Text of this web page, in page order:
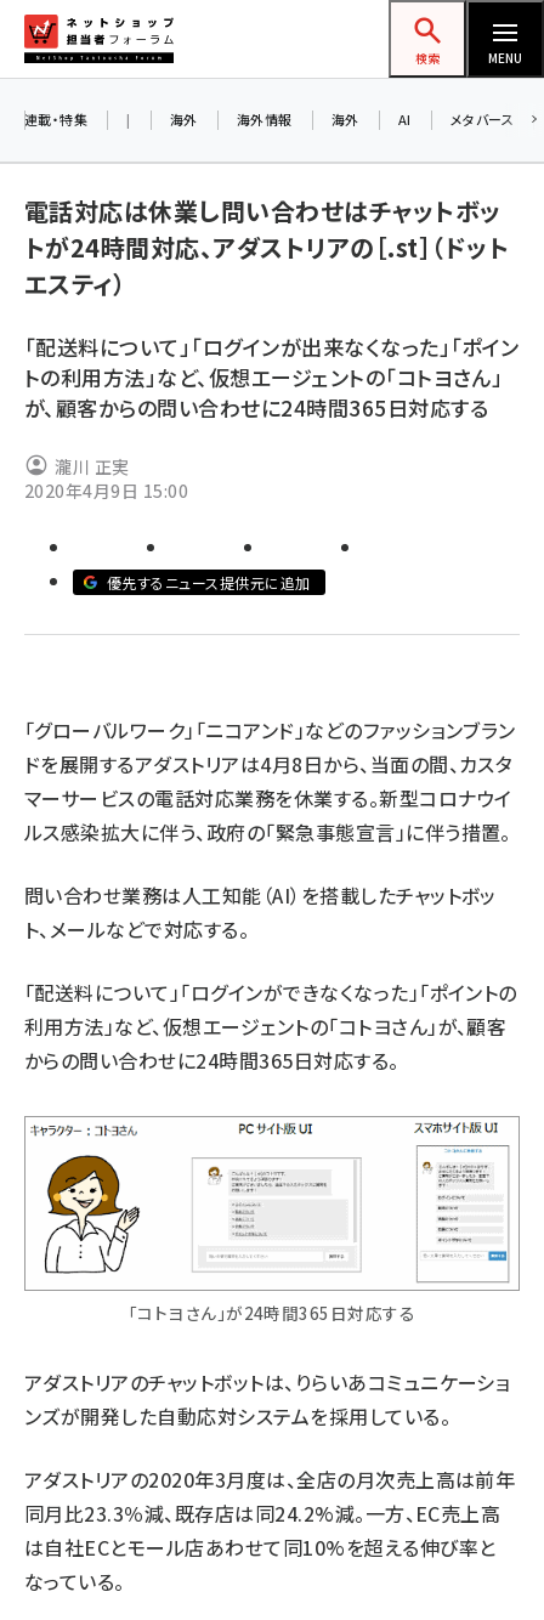
ン
ネットショップ担当者フォーラム
検索 MENU
amazon (2247)
楽天 (1871)
ecbeing (1207)
アスクル (1119)
base (1074)
ビィ・フォアード (773)
revico (739)
連載・特集 | 海外 海外情報 海外 AI メタバース
電話対応は休業し問い合わせはチャットボッ
トが24時間対応、アダストリアの［.st］（ドット
エスティ）
「配送料について」「ログインが出来なくなった」「ポイン
トの利用方法」など、仮想エージェントの「コトヨさん」
が、顧客からの問い合わせに24時間365日対応する
瀧川 正実
2020年4月9日 15:00
優先するニュース提供元に追加
「グローバルワーク」「ニコアンド」などのファッションブラン
ドを展開するアダストリアは4月8日から、当面の間、カスタ
マーサービスの電話対応業務を休業する。新型コロナウイ
ルス感染拡大に伴う、政府の「緊急事態宣言」に伴う措置。
問い合わせ業務は人工知能（AI）を搭載したチャットボッ
ト、メールなどで対応する。
「配送料について」「ログインができなくなった」「ポイントの
利用方法」など、仮想エージェントの「コトヨさん」が、顧客
からの問い合わせに24時間365日対応する。
「コトヨさん」が24時間365日対応する
アダストリアのチャットボットは、りらいあコミュニケーショ
ンズが開発した自動応対システムを採用している。
アダストリアの2020年3月度は、全店の月次売上高は前年
同月比23.3％減、既存店は同24.2%減。一方、EC売上高
は自社ECとモール店あわせて同10%を超える伸び率と
なっている。
AI
アル
交流
参加